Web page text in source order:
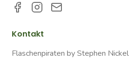
Kontakt
Flaschenpiraten by Stephen Nickel